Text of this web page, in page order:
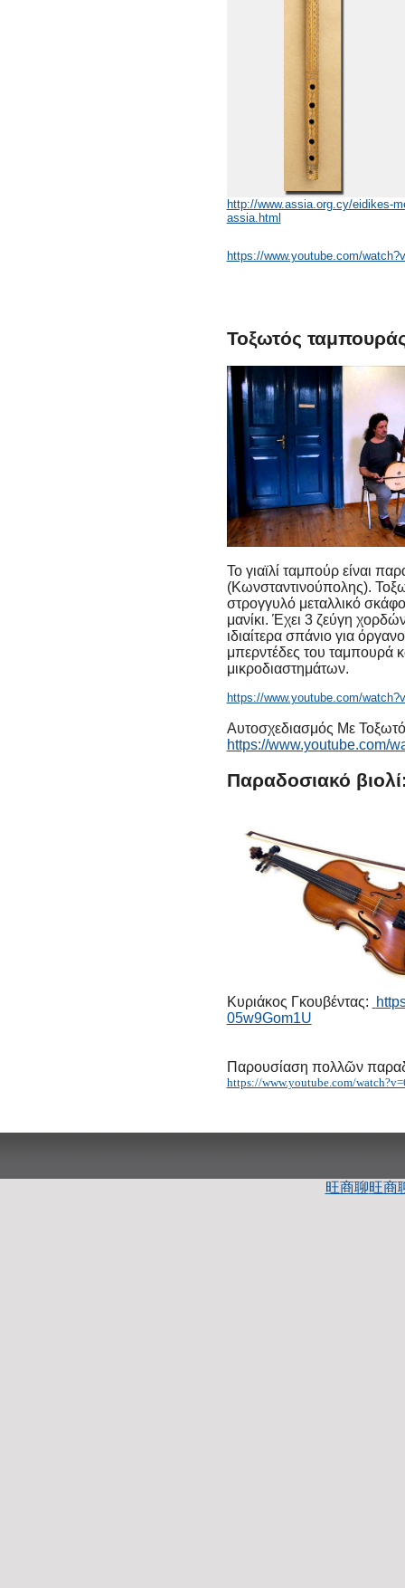
http://www.assia.org.cy/eidikes-
assia.html
https://www.youtube.com/
Τοξωτός
Το γιαϊλί ταμπούρ είναι
(Κωνσταντινούπολης).
στρογγυλό μεταλλικό
μανίκι. Έχει 3 ζεύγη
ιδιαίτερα σπάνιο για
μπερντέδες του ταμπουρά
μικροδιαστημάτων.
https://www.youtube.com/
Αυτοσχεδιασμός Με
https://www.youtube.com/
Παραδοσιακό
Κυριάκος Γκουβέντας:
05w9Gom1U
Παρουσίαση πολλῶν
https://www.youtube.com/
旺商聊旺商